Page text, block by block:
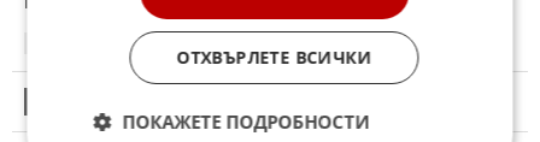
08.06.2026
ОТХВЪРЛЕТЕ ВСИЧКИ
ПОКАЖЕТЕ ПОДРОБНОСТИ